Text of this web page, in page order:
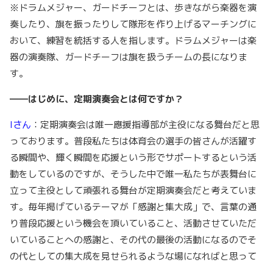
※ドラムメジャー、ガードチーフとは、歩きながら楽器を演
奏したり、旗を振ったりして隊形を作り上げるマーチングに
おいて、練習を統括する人を指します。ドラムメジャーは楽
器の演奏隊、ガードチーフは旗を扱うチームの長になりま
す。
――はじめに、定期演奏会とは何ですか？
Iさん ：定期演奏会は唯一應援指導部が主役になる舞台だと思
っております。普段私たちは体育会の選手の皆さんが活躍す
る瞬間や、輝く瞬間を応援という形でサポートするという活
動をしているのですが、そうした中で唯一私たちが表舞台に
立って主役として頑張れる舞台が定期演奏会だと考えていま
す。毎年掲げているテーマが「感謝と集大成」で、言葉の通
り普段応援という機会を頂いていること、活動させていただ
いていることへの感謝と、その代の最後の活動になるのでそ
の代としての集大成を見せられるような場になればと思って